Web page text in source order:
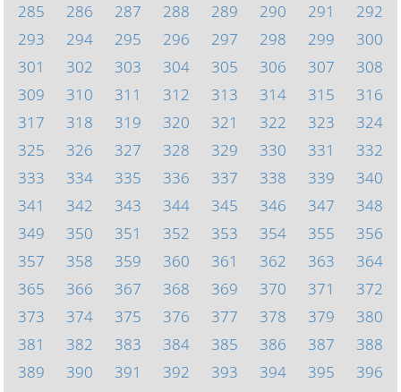
285
286 287 288 289 290 291
292
293
294 295 296 297 298 299
300
301
302 303 304 305 306 307
308
309
310 311 312 313 314 315
316
317
318 319 320 321 322 323
324
325
326 327 328 329 330 331
332
333
334 335 336 337 338 339
340
341
342 343 344 345 346 347
348
349
350 351 352 353 354 355
356
357
358 359 360 361 362 363
364
365
366 367 368 369 370 371
372
373
374 375 376 377 378 379
380
381
382 383 384 385 386 387
388
389
390 391 392 393 394 395
396